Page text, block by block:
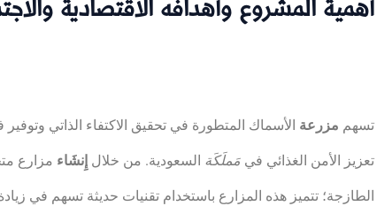
أهمية المشروع وأهدافه الاقتصادية
تسهم مزرعة الأسماك المتطورة في تحقيق الاكتفاء الذاتي
تعزيز الأمن الغذائي فيمَملَكَة السعودية. من خلالإِنشَاء مزارع
الطازجة؛ تتميز هذه المزارع باستخدام تقنيات حديثة تسهم في